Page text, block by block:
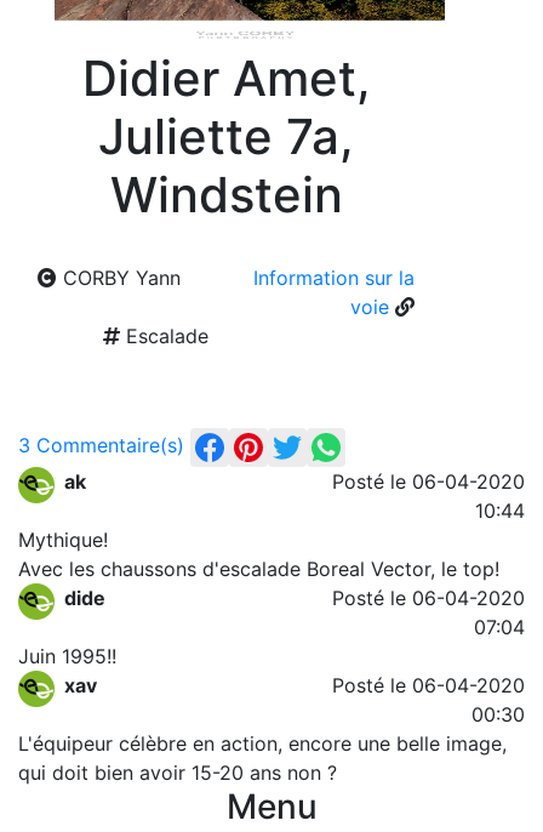
Didier Amet,
Juliette 7a,
Windstein
CORBY Yann
Information sur la
voie
Escalade
3 Commentaire(s)
ak
Posté le 06-04-2020
10:44
Mythique!
Avec les chaussons d'escalade Boreal Vector, le top!
dide
Posté le 06-04-2020
07:04
Juin 1995!!
xav
Posté le 06-04-2020
00:30
L'équipeur célèbre en action, encore une belle image,
qui doit bien avoir 15-20 ans non ?
Menu